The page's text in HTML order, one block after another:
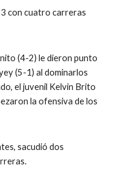
con cuatro carreras
(4-2) le dieron punto
(5-1) al dominarlos
el juvenil Kelvin Brito
la ofensiva de los
sacudió dos